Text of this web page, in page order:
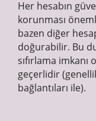
Her hesabın
korunması
bazen diğer
doğurabilir. Bu
sıfırlama imkanı
geçerlidir
bağlantıları ile).